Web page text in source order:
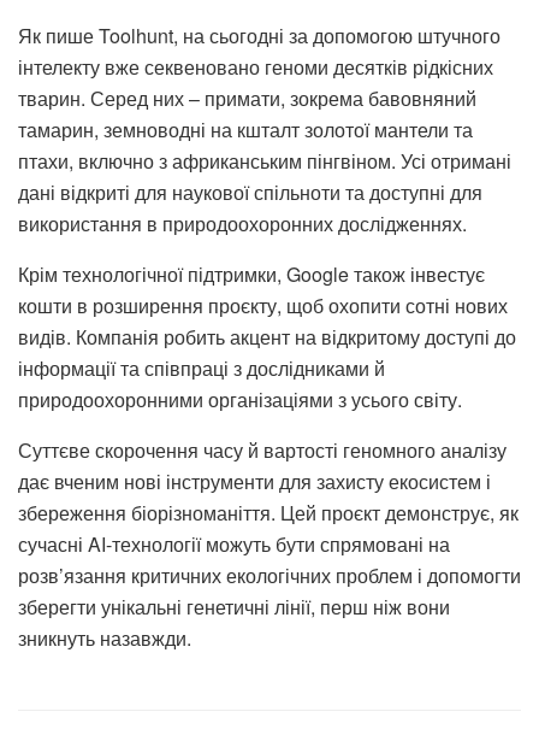
Як пише Toolhunt, на сьогодні за допомогою штучного
інтелекту вже секвеновано геноми десятків рідкісних
тварин. Серед них – примати, зокрема бавовняний
тамарин, земноводні на кшталт золотої мантели та
птахи, включно з африканським пінгвіном. Усі отримані
дані відкриті для наукової спільноти та доступні для
використання в природоохоронних дослідженнях.
Крім технологічної підтримки, Google також інвестує
кошти в розширення проєкту, щоб охопити сотні нових
видів. Компанія робить акцент на відкритому доступі до
інформації та співпраці з дослідниками й
природоохоронними організаціями з усього світу.
Суттєве скорочення часу й вартості геномного аналізу
дає вченим нові інструменти для захисту екосистем і
збереження біорізноманіття. Цей проєкт демонструє, як
сучасні AI-технології можуть бути спрямовані на
розв’язання критичних екологічних проблем і допомогти
зберегти унікальні генетичні лінії, перш ніж вони
зникнуть назавжди.